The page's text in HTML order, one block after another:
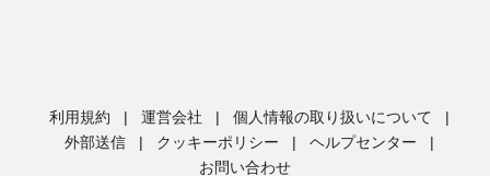
利用規約 | 運営会社 | 個人情報の取り扱いについて
|
外部送信
| クッキーポリシー | ヘルプセンター
|
お問い合わせ